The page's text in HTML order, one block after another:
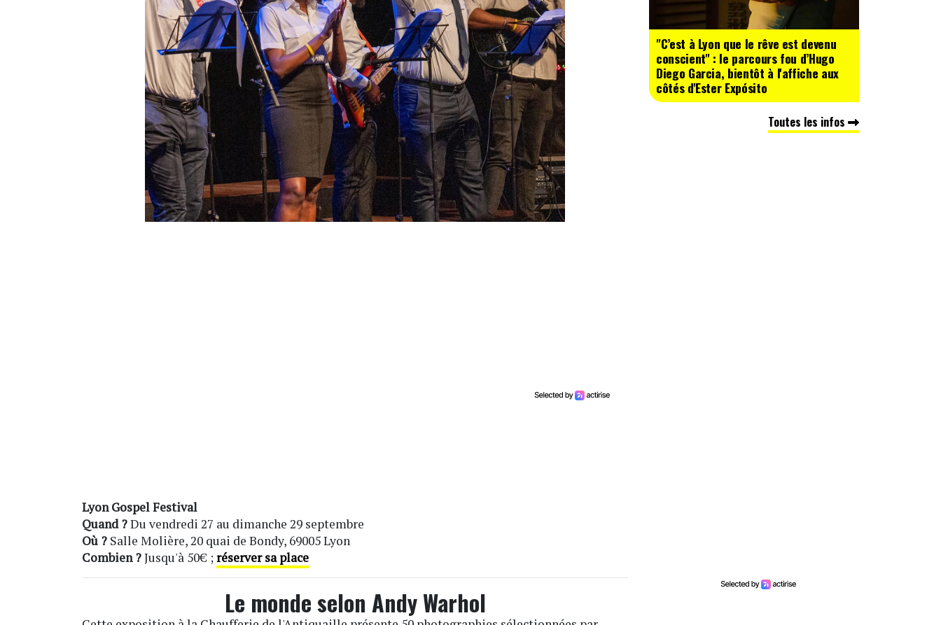
Lyon Gospel Festival
Quand ?Du vendredi 27 au dimanche 29 septembre
Où ? Salle Molière, 20 quai de Bondy, 69005 Lyon
Combien ?Jusqu'à 50€ ; réserver sa place
Le monde selon Andy Warhol
"C’est à Lyon que le rêve est devenu
conscient" : le parcours fou d’Hugo
Diego Garcia, bientôt à l'affiche aux
côtés d'Ester Expósito
Toutes les infos